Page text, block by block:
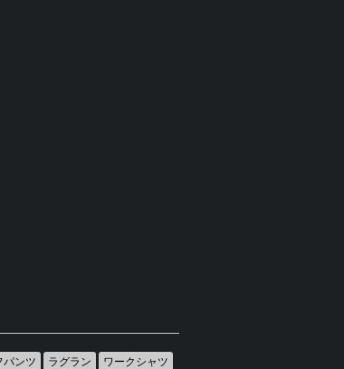
パンツ ラグラン
ワークシャツ